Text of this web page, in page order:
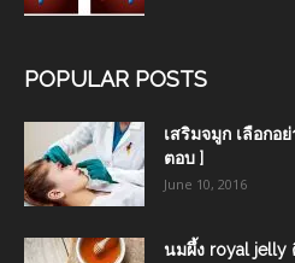
POPULAR POSTS
เสริมจมูก เลือกอ
ตอบ ]
June 10, 2016
นมผึ้ง royal jelly